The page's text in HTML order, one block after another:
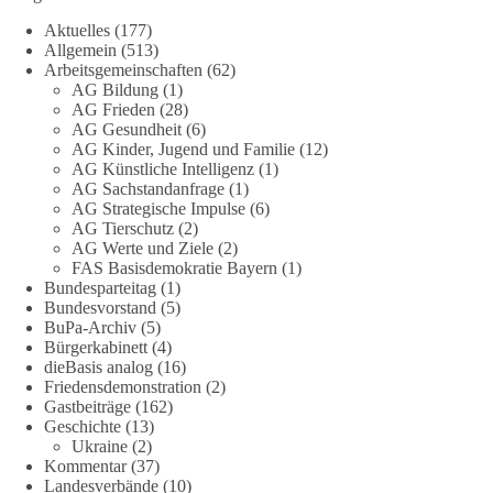
DieBasis
2 Tage(n) zuvor
Stimmen der dieBasis – heute mit dem „Demokratie-Bestatter“
Die Energiewende ist bisher kein Erfolg, sondern ein teures,
ineffizientes Unterfangen. Dies belegt eine Auswertung der
NZZ, wonach die Energiewende den Strom nicht billiger,
sondern teurer gemacht hat.
Quelle: https://www.nzz.ch/der-andere-blick/fehlschlag-
energiewende-warum-deutschland-trotz-rekordausbau-von-
wind-und-sonnenkraft-weniger-strom-erzeugt-ld.10006607
🟩🟩🟦🟦🟥🟥🟧🟧
„Wir brauchen dringend wettbewerbsfähige Energiepreise und
eine ideologiefreie Diskussion“, meint der Demokratie-
Bestatter.
Wie siehst du das?
Aktuelles (177)
Allgemein (513)
Arbeitsgemeinschaften (62)
AG Bildung (1)
AG Frieden (28)
AG Gesundheit (6)
AG Kinder, Jugend und Familie (12)
AG Künstliche Intelligenz (1)
AG Sachstandanfrage (1)
AG Strategische Impulse (6)
AG Tierschutz (2)
AG Werte und Ziele (2)
FAS Basisdemokratie Bayern (1)
Bundesparteitag (1)
Bundesvorstand (5)
BuPa-Archiv (5)
Bürgerkabinett (4)
dieBasis analog (16)
Friedensdemonstration (2)
Gastbeiträge (162)
Geschichte (13)
Ukraine (2)
Kommentar(37)
Landesverbände (10)